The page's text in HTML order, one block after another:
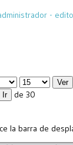
-
de 30
la barra de